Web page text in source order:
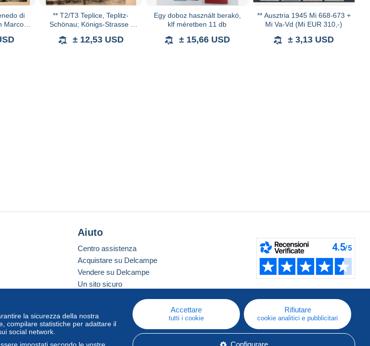
di
Marco.
** T2/T3 Teplice, Teplitz-
Schönau; Königs-Strasse /
Adolf F. Laufer, Propper (fl)
± 12,53 USD
Egy doboz használt berakó,
klf méretben 11 db
± 15,66 USD
** Ausztria 1945 Mi 668-673 +
Mi Va-Vd (Mi EUR 310,-)
± 3,13 USD
la sicurezza della nostra
compilare statistiche per adattare il
social network.
Accettare
tutti i cookie
Rifiutare
cookie analitici e pubblicitari
Configurare
Aiuto
Centro assistenza
Acquistare su Delcampe
Vendere su Delcampe
Un sito sicuro